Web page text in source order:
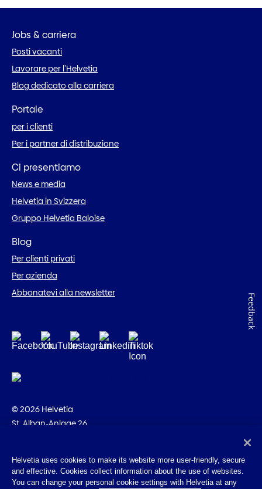
Jobs & carriera
Posti vacanti
Lavorare per l’Helvetia
Blog dedicato alla carriera
Portale
per i clienti
Per i partner di distribuzione
Ci presentiamo
News e media
Helvetia in Svizzera
Gruppo Helvetia Baloise
Blog
Per clienti privati
Per azienda
Abbonatevi alla newsletter
© 2026 Helvetia
St. Alban-Anlage 26
Impressum
Helvetia uses cookies to make its website more user-friendly, secure
and effective. Cookies collect information about the use of websites.
You can change your personal cookie settings with Helvetia at any
Feedback